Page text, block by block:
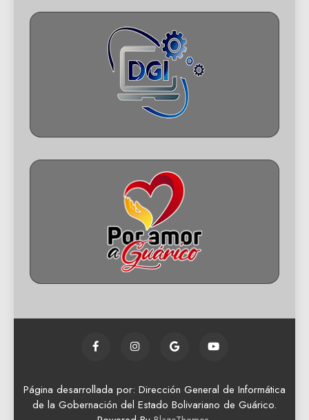
Página desarrollada por: Dirección General de Informática
de la Gobernación del Estado Bolivariano de Guárico.